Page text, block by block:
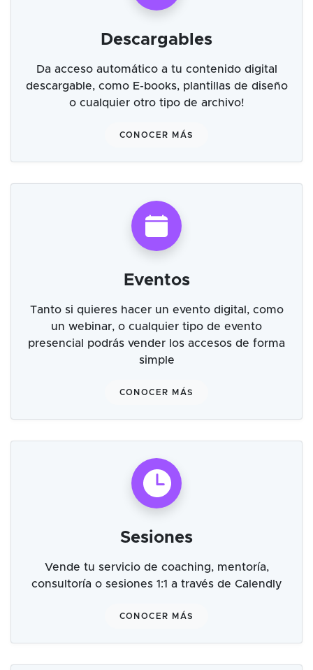
Descargables
Da acceso automático a tu contenido digital
descargable, como E-books, plantillas de diseño
o cualquier otro tipo de archivo!
CONOCER MÁS
Eventos
Tanto si quieres hacer un evento digital, como
un webinar, o cualquier tipo de evento
presencial podrás vender los accesos de forma
simple
CONOCER MÁS
Sesiones
Vende tu servicio de coaching, mentoría,
consultoría o sesiones 1:1 a través de Calendly
CONOCER MÁS